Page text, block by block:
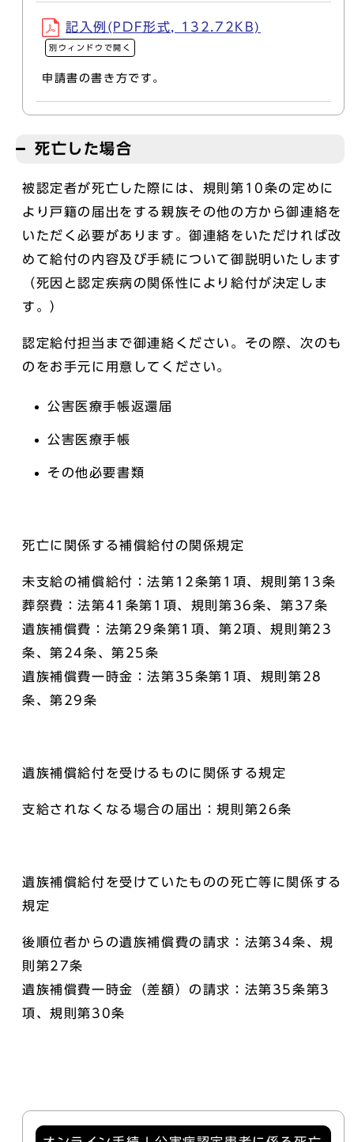
記入例(PDF形式, 132.72KB)
別ウィンドウで開く
申請書の書き方です。
死亡した場合
被認定者が死亡した際には、規則第10条の定めに
より戸籍の届出をする親族その他の方から御連絡を
いただく必要があります。御連絡をいただければ改
めて給付の内容及び手続について御説明いたします
（死因と認定疾病の関係性により給付が決定しま
す。）
認定給付担当まで御連絡ください。その際、次のも
のをお手元に用意してください。
公害医療手帳返還届
公害医療手帳
その他必要書類
死亡に関係する補償給付の関係規定
未支給の補償給付：法第12条第1項、規則第13条
葬祭費：法第41条第1項、規則第36条、第37条
遺族補償費：法第29条第1項、第2項、規則第23
条、第24条、第25条
遺族補償費一時金：法第35条第1項、規則第28
条、第29条
遺族補償給付を受けるものに関係する規定
支給されなくなる場合の届出：規則第26条
遺族補償給付を受けていたものの死亡等に関係する
規定
後順位者からの遺族補償費の請求：法第34条、規
則第27条
遺族補償費一時金（差額）の請求：法第35条第3
項、規則第30条